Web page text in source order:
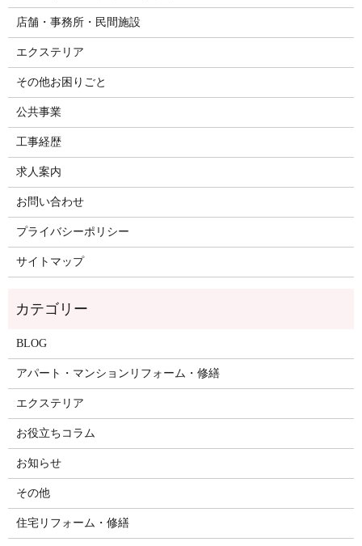
店舗・事務所・民間施設
エクステリア
その他お困りごと
公共事業
工事経歴
求人案内
お問い合わせ
プライバシーポリシー
サイトマップ
BLOG
アパート・マンションリフォーム・修繕
エクステリア
お役立ちコラム
お知らせ
その他
住宅リフォーム・修繕